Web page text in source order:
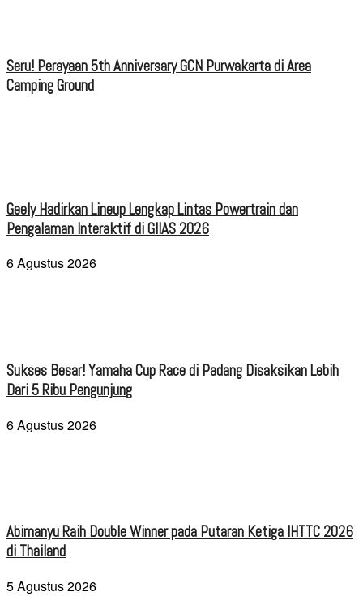
Seru! Perayaan 5th Anniversary GCN Purwakarta di Area
Camping Ground
Geely Hadirkan Lineup Lengkap Lintas Powertrain dan
Pengalaman Interaktif di GIIAS 2026
6 Agustus 2026
Sukses Besar! Yamaha Cup Race di Padang Disaksikan Lebih
Dari 5 Ribu Pengunjung
6 Agustus 2026
Abimanyu Raih Double Winner pada Putaran Ketiga IHTTC 2026
di Thailand
5 Agustus 2026